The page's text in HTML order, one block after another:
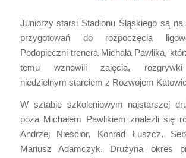
Juniorzy starsi Stadionu Śląskiego są na
przygotowań do rozpoczęcia
Podopieczni trenera Michała Pawlika,
temu wznowili zajęcia, rozgrywki
niedzielnym starciem z Rozwojem
W sztabie szkoleniowym najstarszej
poza Michałem Pawlikiem znaleźli się
Andrzej Nieścior, Konrad Łuszcz,
Mariusz Adamczyk. Drużyna okres